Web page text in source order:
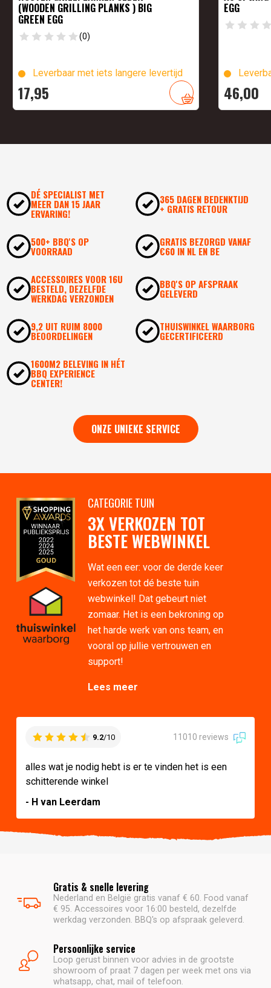
(WOODEN GRILLING PLANKS ) BIG
GREEN EGG
(0)
Leverbaar met iets langere levertijd
17,95
EGG
46,00
DÉ SPECIALIST MET
MEER DAN 15 JAAR
ERVARING!
365 DAGEN BEDENKTIJD
+ GRATIS RETOUR
500+ BBQ'S OP
VOORRAAD
GRATIS BEZORGD VANAF
€60 IN NL EN BE
ACCESSOIRES VOOR 16U
BESTELD, DEZELFDE
WERKDAG VERZONDEN
BBQ'S OP AFSPRAAK
GELEVERD
9,2 UIT RUIM 8000
BEOORDELINGEN
THUISWINKEL WAARBORG
GECERTIFICEERD
1600M2 BELEVING IN HÉT
BBQ EXPERIENCE
CENTER!
ONZE UNIEKE SERVICE
CATEGORIE TUIN
3X VERKOZEN TOT
BESTE WEBWINKEL
Wat een eer: voor de derde keer
verkozen tot dé beste tuin
webwinkel! Dat gebeurt niet
zomaar. Het is een bekroning op
het harde werk van ons team, en
vooral op jullie vertrouwen en
support!
Lees meer
9.2/10 11010 reviews
alles wat je nodig hebt is er te vinden het is een
schitterende winkel
- H van Leerdam
Gratis & snelle levering
Nederland en België gratis vanaf € 60. Food vanaf
€ 95. Accessoires voor 16:00 besteld, dezelfde
werkdag verzonden. BBQ's op afspraak geleverd.
Persoonlijke service
Loop gerust binnen voor advies in de grootste
showroom of praat 7 dagen per week met ons via
whatsapp, chat, mail of telefoon.